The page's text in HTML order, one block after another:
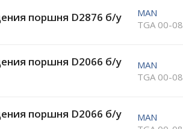
поршня D2876 б/у
MAN
TGA 00-08
поршня D2066 б/у
MAN
TGA 00-08
поршня D2066 б/у
MAN